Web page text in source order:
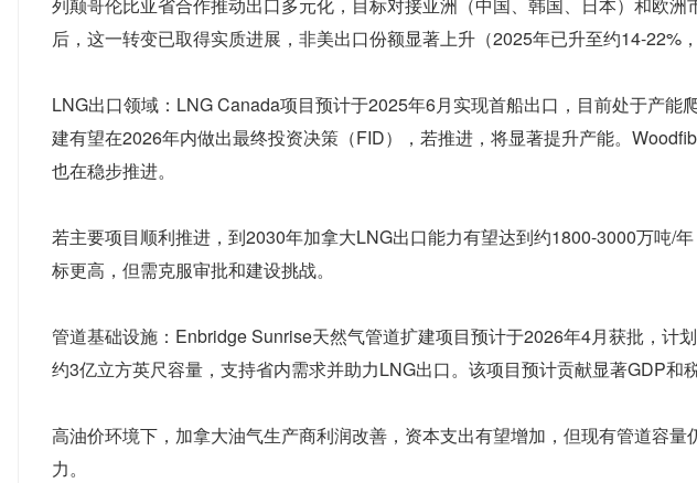
后，这一转变已取得实质进展，非美出口份额显著上升（2025年已升至约14-22%
LNG出口领域：LNG Canada项目预计于2025年6月实现首船出口，目前处于产能
建有望在2026年内做出最终投资决策（FID），若推进，将显著提升产能。
也在稳步推进。
若主要项目顺利推进，到2030年加拿大LNG出口能力有望达到约1800-3000万吨/
标更高，但需克服审批和建设挑战。
管道基础设施：Enbridge Sunrise天然气管道扩建项目预计于2026年4月获批，计
约3亿立方英尺容量，支持省内需求并助力LNG出口。该项目预计贡献显著GDP和
高油价环境下，加拿大油气生产商利润改善，资本支出有望增加，但现有管道容
力。